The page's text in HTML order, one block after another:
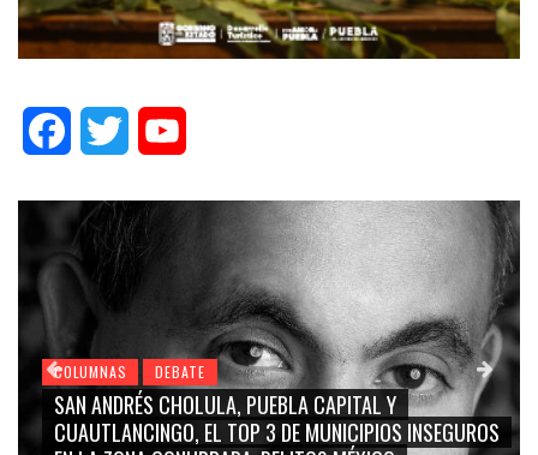
FacebookTwitter
COLUMNAS DEBATE
SAN ANDRÉS CHOLULA, PUEBLA CAPITAL Y
CUAUTLANCINGO, EL TOP 3 DE MUNICIPIOS INSEGUROS